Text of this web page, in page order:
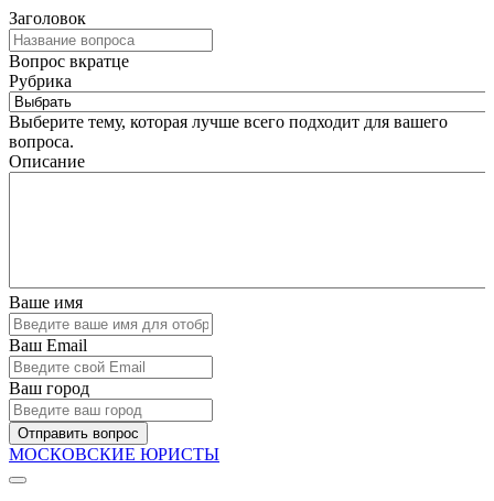
Заголовок
Вопрос вкратце
Рубрика
Выберите тему, которая лучше всего подходит для вашего
вопроса.
Описание
Ваше имя
Ваш Email
Ваш город
Отправить вопрос
МОСКОВСКИЕ ЮРИСТЫ